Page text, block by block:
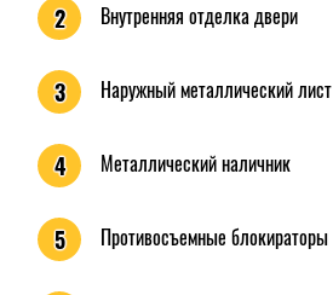
2 Внутренняя отделка двери
3 Наружный металлический лист
4 Металлический наличник
5 Противосъемные блокираторы